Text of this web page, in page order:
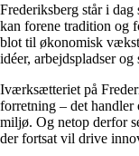
Frederiksberg står i
kan forene tradition og
blot til økonomisk
idéer, arbejdspladser og
Iværksætteriet på
forretning – det handler
miljø. Og netop derfor
der fortsat vil drive